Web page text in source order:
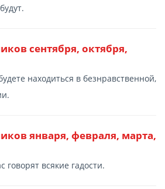
сентября, октября,
находиться в безнравственной,
января, февраля, марта,
говорят всякие гадости.